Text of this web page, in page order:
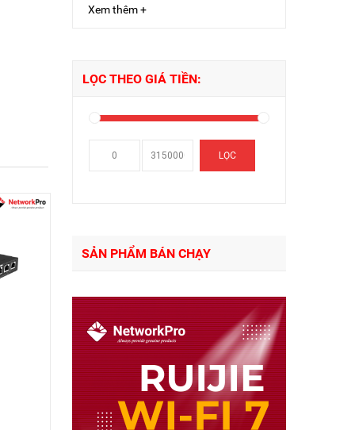
Xem thêm +
LỌC THEO GIÁ TIỀN:
LỌC
SẢN PHẨM BÁN CHẠY